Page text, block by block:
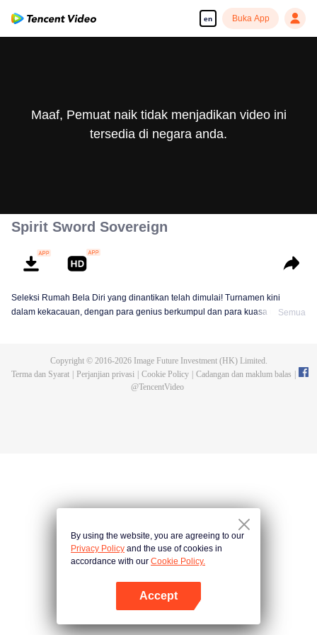
en Buka App
Maaf, Pemuat naik tidak menjadikan video ini
tersedia di negara anda.
Spirit Sword Sovereign
Seleksi Rumah Bela Diri yang dinantikan telah dimulai! Turnamen kini
dalam kekacauan, dengan para genius berkumpul dan para kuasa utama
Pevolusi Surgawi. Mari saksikan bagaimana Chu Xingyun menghadapi plot
pembunuhan berbahaya ini dan mencapai kejayaan di seluruh dunia!
Semua
Copyright © 2016-2026Image Future Investment (HK) Limited.
Terma dan Syarat
Perjanjian privasi Cookie Policy Cadangan dan maklum balas
@TencentVideo
By using the website, you are agreeing to our
Privacy Policy and the use of cookies in
accordance with our Cookie Policy.
Accept